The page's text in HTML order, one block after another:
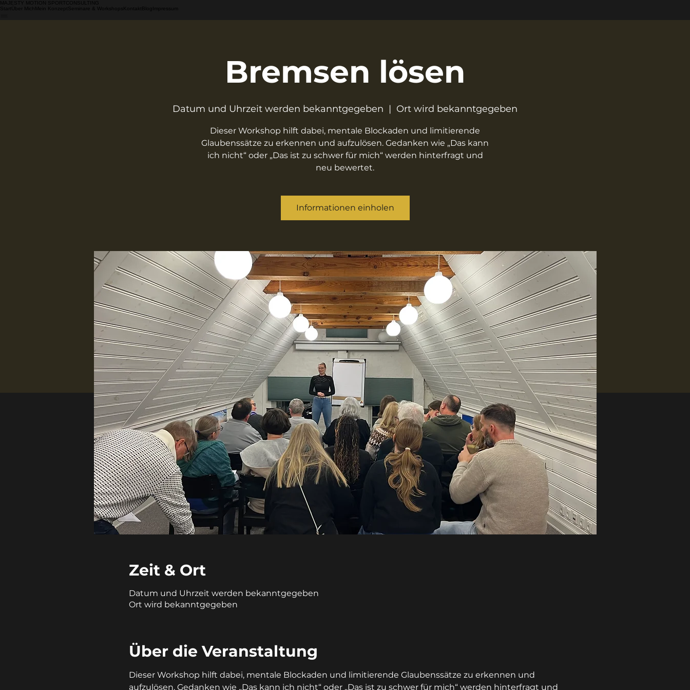
MAJESTY MOTION SPORTCONSULTING
Start Über Mich Mein Konzept Seminare & Workshops Kontakt Blog Impressum
Bremsen lösen
Datum und Uhrzeit werden bekanntgegeben
  |
Ort wird bekanntgegeben
Dieser Workshop hilft dabei, mentale Blockaden und limitierende
Glaubenssätze zu erkennen und aufzulösen. Gedanken wie „Das kann
ich nicht“ oder „Das ist zu schwer für mich“ werden hinterfragt und
neu bewertet.
Informationen einholen
Zeit & Ort
Datum und Uhrzeit werden bekanntgegeben
Ort wird bekanntgegeben
Über die Veranstaltung
Dieser Workshop hilft dabei, mentale Blockaden und limitierende Glaubenssätze zu erkennen und
aufzulösen. Gedanken wie „Das kann ich nicht“ oder „Das ist zu schwer für mich“ werden hinterfragt und